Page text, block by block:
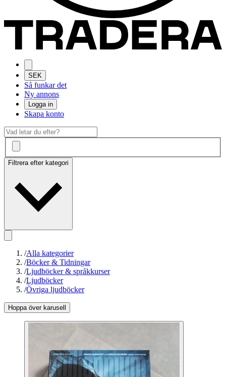
SEK
Så funkar det
Ny annons
Logga in
Skapa konto
Filtrera efter kategori
/Alla kategorier
/Böcker & Tidningar
/Ljudböcker & språkkurser
/Ljudböcker
/Övriga ljudböcker
Hoppa över karusell